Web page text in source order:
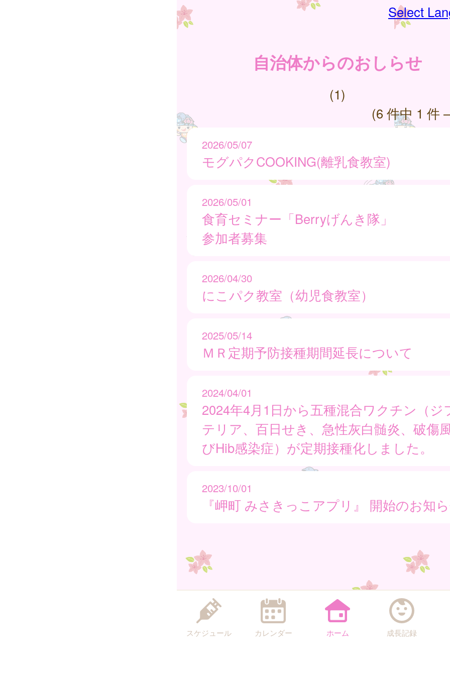
Select
自治体からのおしらせ
(1)
(6 件中 1 件
2026/05/07
モグパクCOOKING(離乳食教室)
2026/05/01
食育セミナー「Berryげんき隊」
参加者募集
2026/04/30
にこパク教室（幼児食教室）
2025/05/14
ＭＲ定期予防接種期間延長について
2024/04/01
2024年4月1日から五種混合ワクチン（ジ
テリア、百日せき、急性灰白髄炎、破傷
びHib感染症）が定期接種化しました。
2023/10/01
『岬町 みさきっこアプリ』 開始のお知
スケジュール カレンダー ホーム 成長記録